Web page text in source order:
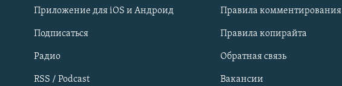
Qırımtatar
ПРИСОЕДИНЯЙТЕСЬ!
Приложение для iOS и Андроид
Подписаться
Радио
RSS / Podcast
Правила комментирования
Правила копирайта
Обратная связь
Вакансии